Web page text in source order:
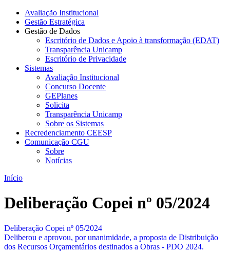
Avaliação Institucional
Gestão Estratégica
Gestão de Dados
Escritório de Dados e Apoio à transformação (EDAT)
Transparência Unicamp
Escritório de Privacidade
Sistemas
Avaliação Institucional
Concurso Docente
GEPlanes
Solicita
Transparência Unicamp
Sobre os Sistemas
Recredenciamento CEESP
Comunicação CGU
Sobre
Notícias
Início
Deliberação Copei nº 05/2024
Deliberação Copei nº 05/2024
Deliberou e aprovou, por unanimidade, a proposta de Distribuição
dos Recursos Orçamentários destinados a Obras - PDO 2024.